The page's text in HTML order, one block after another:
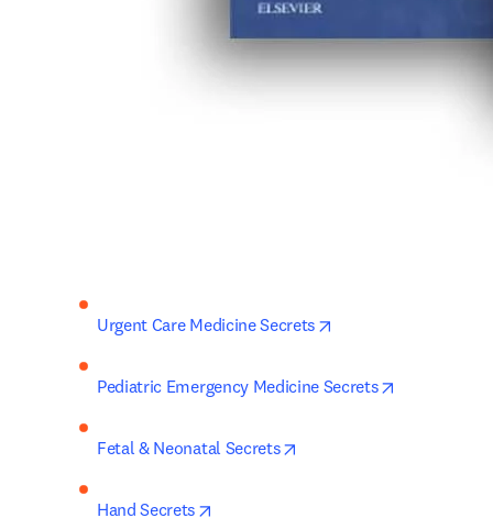
Urgent Care Medicine Secrets
Pediatric Emergency Medicine Secrets
Fetal & Neonatal Secrets
Hand Secrets